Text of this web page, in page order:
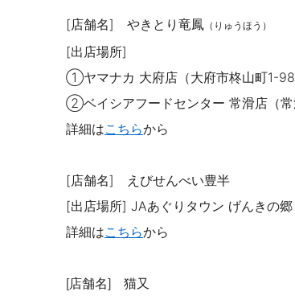
[店舗名] やきとり竜鳳 （りゅうほう）
[出店場所]
①ヤマナカ 大府店（大府市柊山町1-98
②ベイシアフードセンター 常滑店（
詳細はこちらから
[店舗名] えびせんべい豊半
[出店場所] JAあぐりタウン げんきの
詳細はこち らから
[店舗名]
猫又